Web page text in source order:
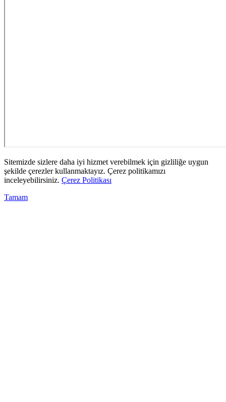
Sitemizde sizlere daha iyi hizmet verebilmek için gizliliğe uygun
şekilde çerezler kullanmaktayız. Çerez politikamızı
inceleyebilirsiniz. Çerez Politikası
Tamam